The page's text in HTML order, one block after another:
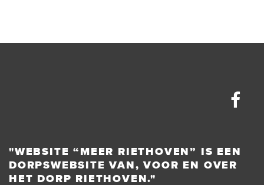
"WEBSITE “MEER RIETHOVEN” IS EEN
DORPSWEBSITE VAN, VOOR EN OVER
HET DORP RIETHOVEN."